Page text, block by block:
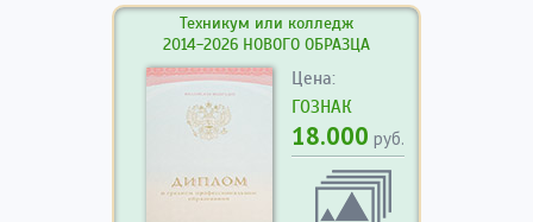
Техникум или колледж
2014-2026 НОВОГО ОБРАЗЦА
Цена:
ГОЗНАК
18.000 руб.